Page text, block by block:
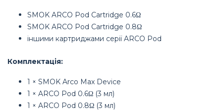
SMOK ARCO Pod Cartridge 0.6Ω
SMOK ARCO Pod Cartridge 0.8Ω
іншими картриджами серії ARCO Pod
Комплектація:
1 × SMOK Arco Max Device
1 × ARCO Pod 0.6Ω (3 мл)
1 × ARCO Pod 0.8Ω (3 мл)